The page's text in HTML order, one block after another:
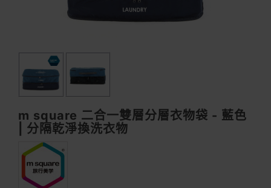
m square 二合一雙層分層衣物袋 - 藍色
| 分隔乾淨換洗衣物